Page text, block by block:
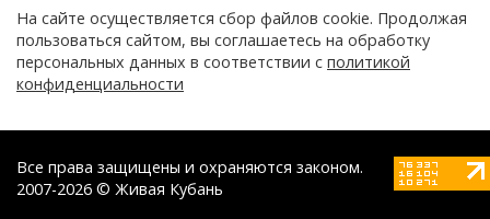
На сайте осуществляется сбор файлов cookie. Продолжая
пользоваться сайтом, вы соглашаетесь на обработку
персональных данных в соответствии с политикой
конфиденциальности
Все права защищены и охраняются законом.
2007-2026 © Живая Кубань